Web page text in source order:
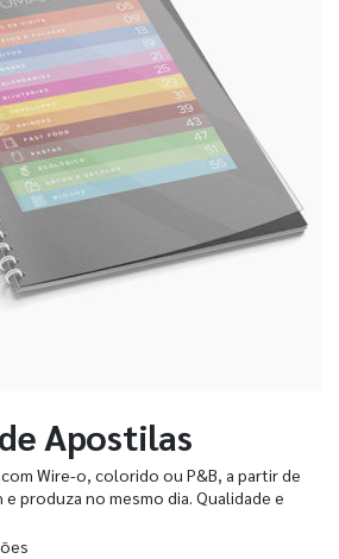
Apostilas
Wire-o, colorido ou P&B, a partir de
e produza no mesmo dia. Qualidade e